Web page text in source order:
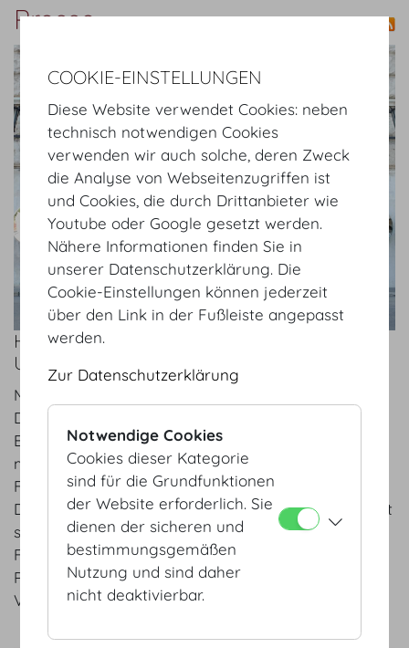
Presse
show details
HOFBURG VIENNA – INTERESSE
UNGEBROCHEN!
Mo 20.09.2021
Die durch die Pandemie erzwungenen
Beschränkungen von persönlichen Kontakten
manifestierten klar und deutlich das Bedürfnis nach
Face-to-Face-Kontakten im Eventbereich.
Dass Kund*innen Live-Events herbeisehnen, spiegelt
sich bereits im Buchungskalender 2021 und
Folgejahre wider. Es ist im Herbst – so es die
Pandemie zulässt – mit einer aktiven
Veranstaltungssaison zu rechnen.
COOKIE-EINSTELLUNGEN
Diese Website verwendet Cookies: neben
technisch notwendigen Cookies
verwenden wir auch solche, deren Zweck
die Analyse von Webseitenzugriffen ist
und Cookies, die durch Drittanbieter wie
Youtube oder Google gesetzt werden.
Nähere Informationen finden Sie in
unserer Datenschutzerklärung. Die
Cookie-Einstellungen können jederzeit
über den Link in der Fußleiste angepasst
werden.
Zur Datenschutzerklärung
Notwendige Cookies
Cookies dieser Kategorie
sind für die Grundfunktionen
der Website erforderlich. Sie
dienen der sicheren und
bestimmungsgemäßen
Nutzung und sind daher
nicht deaktivierbar.